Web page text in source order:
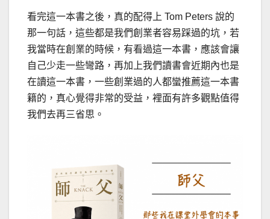
看完這一本書之後，真的配得上 Tom Peters 說的
那一句話，這些都是我們創業者容易踩過的坑，若
我當時在創業的時候，有看過這一本書，應該會讓
自己少走一些彎路，再加上我們讀書會近期內也是
在讀這一本書，一些創業過的人都蠻推薦這一本書
籍的，真心覺得非常的受益，裡面有許多觀點值得
我們去再三省思。